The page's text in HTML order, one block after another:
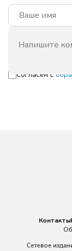
Согласен с
Контакты
Сетевое